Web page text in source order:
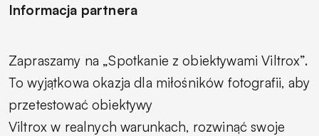
Informacja partnera
Zapraszamy na „Spotkanie z obiektywami Viltrox”.
To wyjątkowa okazja dla miłośników fotografii, aby
przetestować obiektywy
Viltrox w realnych warunkach, rozwinąć swoje